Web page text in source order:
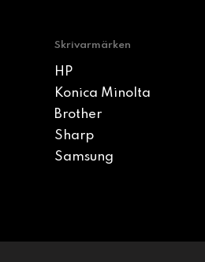
Skrivarmärken
HP
Konica Minolta
Brother
Sharp
Samsung